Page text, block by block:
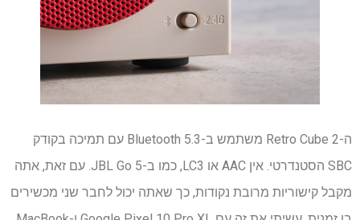
ה-Retro Cube 2 משתמש ב-Bluetooth 5.3 עם תמיכה בקודק
SBC הסטנדרטי. אין AAC או LC3, כמו ב-JBL Go 5. עם זאת, אתה
מקבל קישוריות מרובת נקודות, כך שאתה יכול לחבר שני מכשירים